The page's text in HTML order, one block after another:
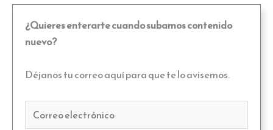
¿Quieres enterarte cuando subamos contenido
nuevo?
Déjanos tu correo aquí para que te lo avisemos.